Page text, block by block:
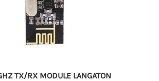
TX/RX MODULE LANGATON